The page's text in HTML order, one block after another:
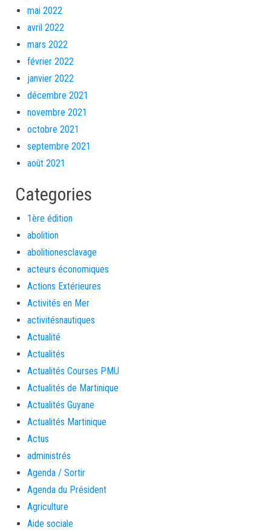
mai 2022
avril 2022
mars 2022
février 2022
janvier 2022
décembre 2021
novembre 2021
octobre 2021
septembre 2021
août 2021
Categories
1ère édition
abolition
abolitionesclavage
acteurs économiques
Actions Extérieures
Activités en Mer
activitésnautiques
Actualité
Actualités
Actualités Courses PMU
Actualités de Martinique
Actualités Guyane
Actualités Martinique
Actus
administrés
Agenda / Sortir
Agenda du Président
Agriculture
Aide sociale